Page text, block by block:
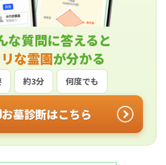
な質問に答えると
な霊園が分かる
約3分 何度でも
お墓診断はこちら